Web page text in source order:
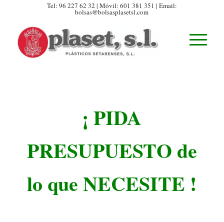
Tel: 96 227 62 32 | Móvil: 601 381 351 | Email:
bolsas@bolsasplasetsl.com
¡ PIDA
PRESUPUESTO de
lo que NECESITE !